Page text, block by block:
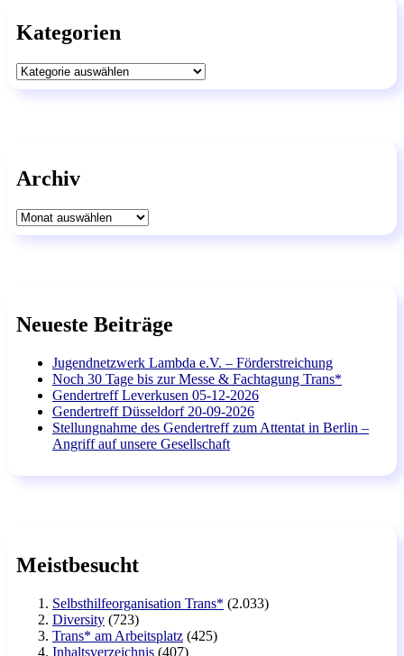
Kategorien
Kategorien
Archiv
Archiv
Neueste Beiträge
Jugendnetzwerk Lambda e.V. – Förderstreichung
Noch 30 Tage bis zur Messe & Fachtagung Trans*
Gendertreff Leverkusen 05-12-2026
Gendertreff Düsseldorf 20-09-2026
Stellungnahme des Gendertreff zum Attentat in Berlin –
Angriff auf unsere Gesellschaft
Meistbesucht
Selbsthilfeorganisation Trans* (2.033)
Diversity (723)
Trans* am Arbeitsplatz (425)
Inhaltsverzeichnis (407)